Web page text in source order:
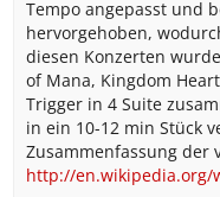
Tempo angepasst und
hervorgehoben,
diesen Konzerten
of Mana, Kingdom
Trigger in 4 Suite
in ein 10-12 min Stück
Zusammenfassung der
http://en.wikipedia.org/